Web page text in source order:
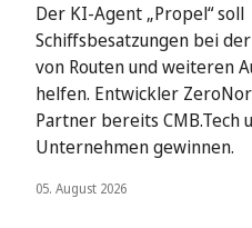
Der KI-Agent „Propel“ soll
Schiffsbesatzungen bei
von Routen und weiteren
helfen. Entwickler
Partner bereits CMB.Tech
Unternehmen gewinnen.
05. August 2026